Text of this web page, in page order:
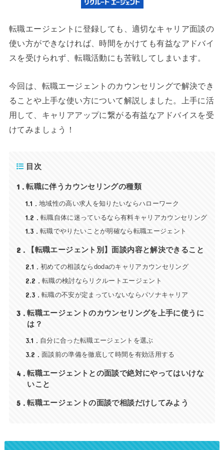
転職エージェントに登録しても、適切なキャリア面談の
使い方ができなければ、時間をかけても有益なアドバイ
スを受けられず、転職活動にも苦戦してしまいます。
今回は、転職エージェントのカウンセリングで解決でき
ることや上手な使い方について解説しました。上手に活
用して、キャリアアップに繋がる有益なアドバイスを受
けてみましょう！
目次
1 転職に伴うカウンセリングの種類
1.1 地域性の高い求人を知りたいならハローワーク
1.2 転職自体に迷っているなら有料キャリアカウンセリング
1.3 転職でやりたいことが明確なら転職エージェント
2 【転職エージェント別】面談内容と解決できること
2.1 初めての相談ならdodaのキャリアカウンセリング
2.2 転職の検討ならリクルートエージェント
2.3 転職の不安が定まっていないならパソナキャリア
3
転職エージェントのカウンセリングを上手に使うに
は？
3.1 自分に合った転職エージェントを選ぶ
3.2 面談前の準備を徹底して時間を有効活用する
4
転職エージェントとの面談で絶対にやってはいけな
いこと
5 転職エージェントの面談で相談だけしてみよう